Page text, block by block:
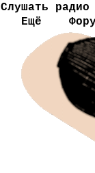
Слушать радио
Ещё